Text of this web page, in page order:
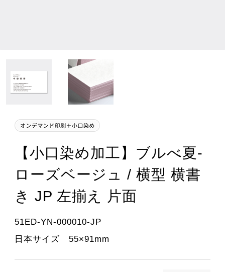
【小口染め加工】ブルべ夏-
ローズベージュ / 横型 横書
き JP 左揃え 片面
51ED-YN-000010-JP
日本サイズ 55×91mm